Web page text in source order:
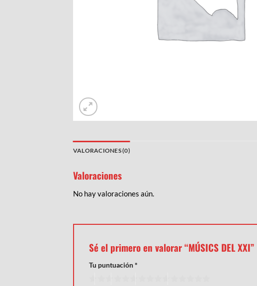
VALORACIONES (0)
Valoraciones
No hay valoraciones aún.
Sé el primero en valorar “MÚSICS DEL XXI”
Tu puntuación*